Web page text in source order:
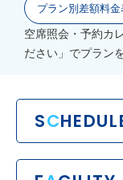
プラン別差額料金
空席照会・予約カ
ださい」でプラン
SC